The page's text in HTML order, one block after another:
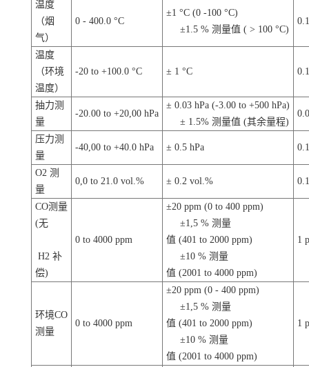
温度
（烟
气）
0 - 400.0 °C
±1 °C (0 -100 °C)
±1.5 % 测量值 ( > 100 °C)
温度
（环境
温度）
-20 to +100.0 °C ± 1 °C
抽力测
量
-20.00 to +20,00 hPa
± 0.03 hPa (-3.00 to +500 hPa)
± 1.5% 测量值 (其余量程)
压力测
量
-40,00 to +40.0 hPa ± 0.5 hPa
O2 测
量
0,0 to 21.0 vol.% ± 0.2 vol.%
CO测量
(无
H2 补
偿)
0 to 4000 ppm
±20 ppm (0 to 400 ppm)
±1,5 % 测量
值 (401 to 2000 ppm)
±10 % 测量
值 (2001 to 4000 ppm)
1
环境CO
测量
0 to 4000 ppm
±20 ppm (0 - 400 ppm)
±1,5 % 测量
值 (401 to 2000 ppm)
±10 % 测量
值 (2001 to 4000 ppm)
1